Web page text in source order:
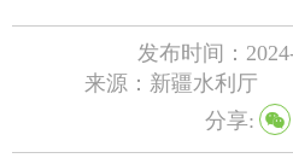
发布时间：
来源：新疆水利厅
分享: